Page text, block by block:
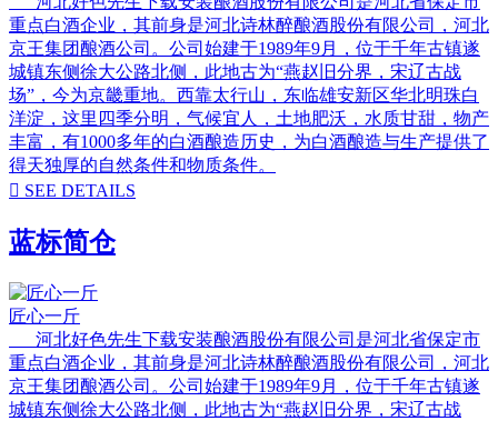
重点白酒企业，其前身是河北诗林醉酿酒股份有限公司，河北
京王集团酿酒公司。公司始建于1989年9月，位于千年古镇遂
城镇东侧徐大公路北侧，此地古为“燕赵旧分界，宋辽古战
场”，今为京畿重地。西靠太行山，东临雄安新区华北明珠白
洋淀，这里四季分明，气候宜人，土地肥沃，水质甘甜，物产
丰富，有1000多年的白酒酿造历史，为白酒酿造与生产提供了
得天独厚的自然条件和物质条件。
 SEE DETAILS
蓝标简仓
匠心一斤
河北好色先生下载安装酿酒股份有限公司是河北省保定市
重点白酒企业，其前身是河北诗林醉酿酒股份有限公司，河北
京王集团酿酒公司。公司始建于1989年9月，位于千年古镇遂
城镇东侧徐大公路北侧，此地古为“燕赵旧分界，宋辽古战